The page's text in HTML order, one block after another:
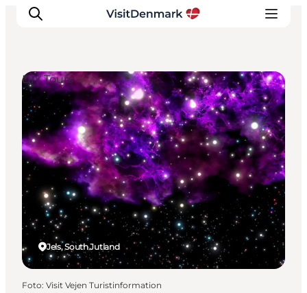
Inspiration
Resmål
Aktiviteter
Övernatta
Planera resan
Jels, South Jutland
DIY Tours
Foto: Visit Vejen Turistinformation